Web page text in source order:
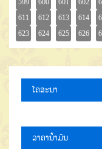
ໂຄສະນາ
ລາຄານໍ້າມັນ